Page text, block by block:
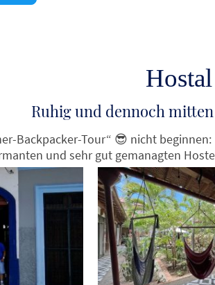
Ruhig und dennoch
Backpacker-Tour“ 😎 nicht beginnen:
und sehr gut gemanagten